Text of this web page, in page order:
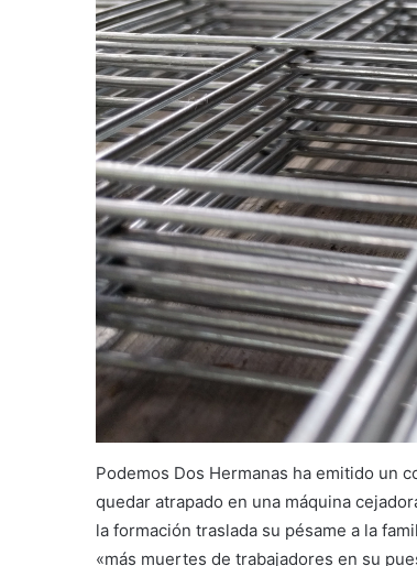
Podemos Dos Hermanas ha emitido un
quedar atrapado en una máquina
la formación traslada su pésame a la
«más muertes de trabajadores en su